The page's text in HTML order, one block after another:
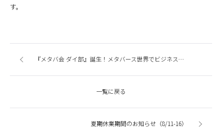
す。
『メタバ会 ダイ部』誕生！メタバース世界でビジネスを創出する
一覧に戻る
夏期休業期間のお知らせ（8/11-16）